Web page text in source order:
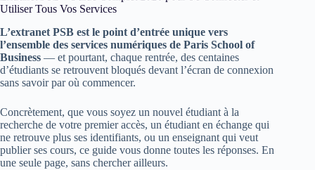
Utiliser Tous Vos Services
L’extranet PSB est le point d’entrée unique vers
l’ensemble des services numériques de Paris School of
Business — et pourtant, chaque rentrée, des centaines
d’étudiants se retrouvent bloqués devant l’écran de connexion
sans savoir par où commencer.
Concrètement, que vous soyez un nouvel étudiant à la
recherche de votre premier accès, un étudiant en échange qui
ne retrouve plus ses identifiants, ou un enseignant qui veut
publier ses cours, ce guide vous donne toutes les réponses. En
une seule page, sans chercher ailleurs.